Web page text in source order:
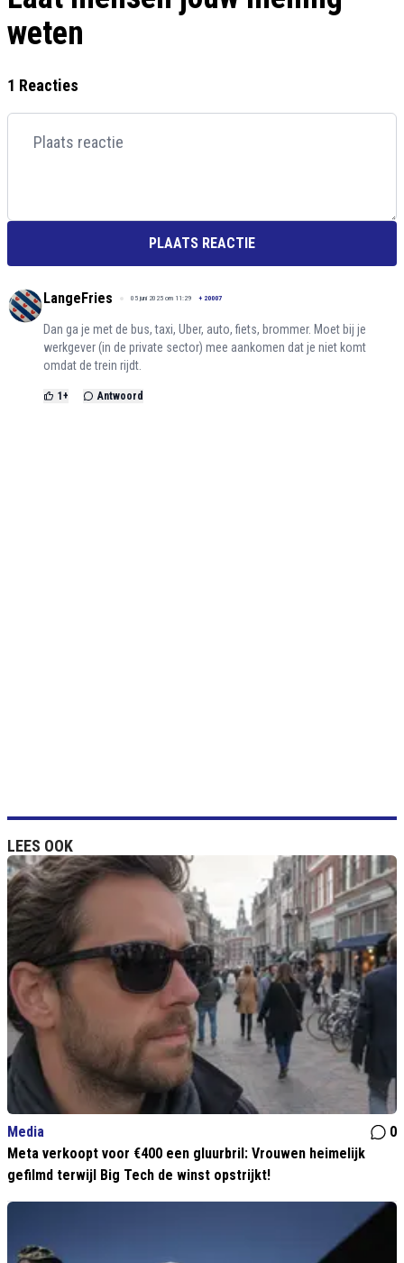
weten
1 Reacties
PLAATS REACTIE
LangeFries 05 juni 2025 om 11:29 + 20007
Dan ga je met de bus, taxi, Uber, auto, fiets, brommer. Moet bij je
werkgever (in de private sector) mee aankomen dat je niet komt
omdat de trein rijdt.
1 + Antwoord
LEES OOK
Media
0
Meta verkoopt voor €400 een gluurbril: Vrouwen heimelijk
gefilmd terwijl Big Tech de winst opstrijkt!